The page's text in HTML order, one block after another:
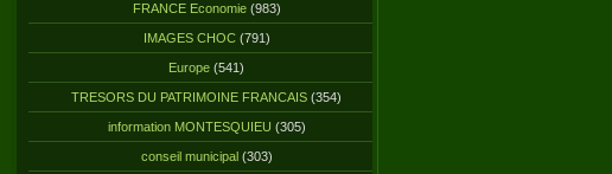
FRANCE Economie(983)
IMAGES CHOC(791)
Europe (541)
TRESORS DU PATRIMOINE FRANCAIS (354)
information MONTESQUIEU (305)
conseil municipal(303)